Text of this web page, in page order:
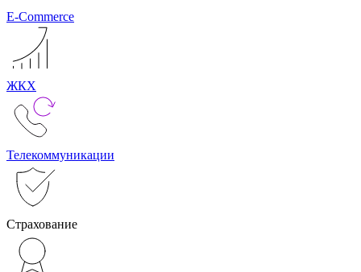
E-Commerce
ЖКХ
Телекоммуникации
Страхование